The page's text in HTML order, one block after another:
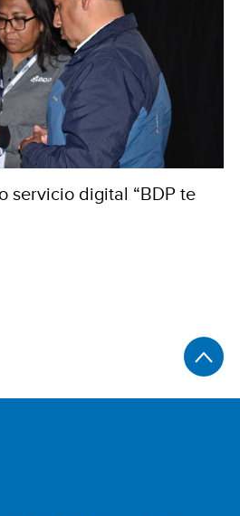
servicio digital “BDP te